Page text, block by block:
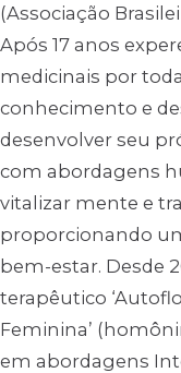
(Associação
Após 17 anos
medicinais por
conhecimento e
desenvolver seu
com abordagens
vitalizar mente e
proporcionando
bem-estar. Desde
terapêutico
Feminina’
em abordagens